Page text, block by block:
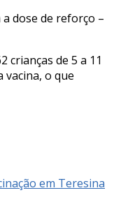
dose de reforço –
crianças de 5 a 11
vacina, o que